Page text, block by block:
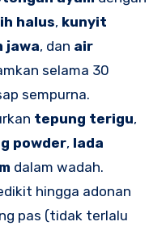
halus, kunyit
jawa, dan air
selama 30
sempurna.
tepung terigu,
powder, lada
dalam wadah.
hingga adonan
pas (tidak terlalu